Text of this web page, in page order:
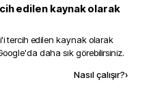
edilen kaynak olarak
'i tercih edilen kaynak olarak
daha sık görebilirsiniz.
Nasıl çalışır?›